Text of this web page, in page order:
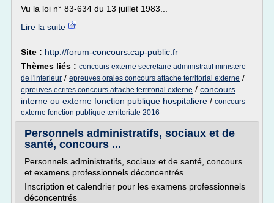
Vu la loi n° 83-634 du 13 juillet 1983...
Lire la suite
Site : http://forum-concours.cap-public.fr
Thèmes liés : concours externe secretaire administratif ministere
de l'interieur / epreuves orales concours attache territorial externe /
epreuves ecrites concours attache territorial externe / concours
interne ou externe fonction publique hospitaliere / concours
externe fonction publique territoriale 2016
Personnels administratifs, sociaux et de
santé, concours ...
Personnels administratifs, sociaux et de santé, concours
et examens professionnels déconcentrés
Inscription et calendrier pour les examens professionnels
déconcentrés